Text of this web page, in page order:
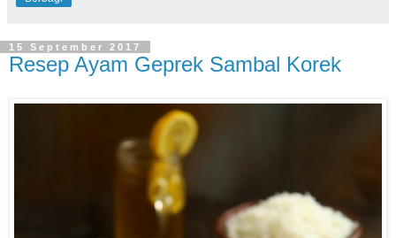
15 September 2017
Resep Ayam Geprek Sambal Korek